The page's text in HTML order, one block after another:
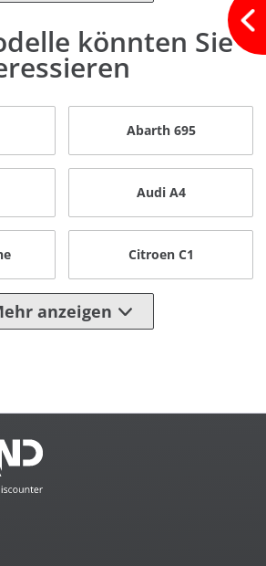
könnten Sie
Abarth 695
Audi A4
Citroen C1
anzeigen